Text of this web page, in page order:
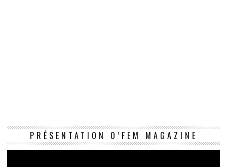
PRÉSENTATION O’FEM MAGAZINE